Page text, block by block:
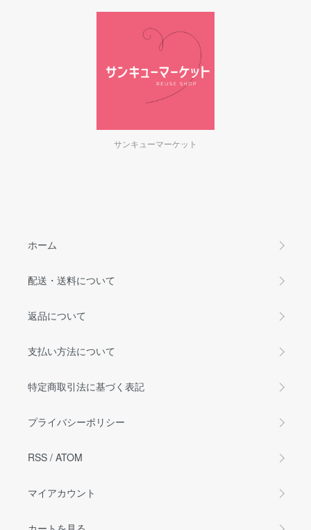
サンキューマーケット
ホーム
配送・送料について
返品について
支払い方法について
特定商取引法に基づく表記
プライバシーポリシー
RSS / ATOM
マイアカウント